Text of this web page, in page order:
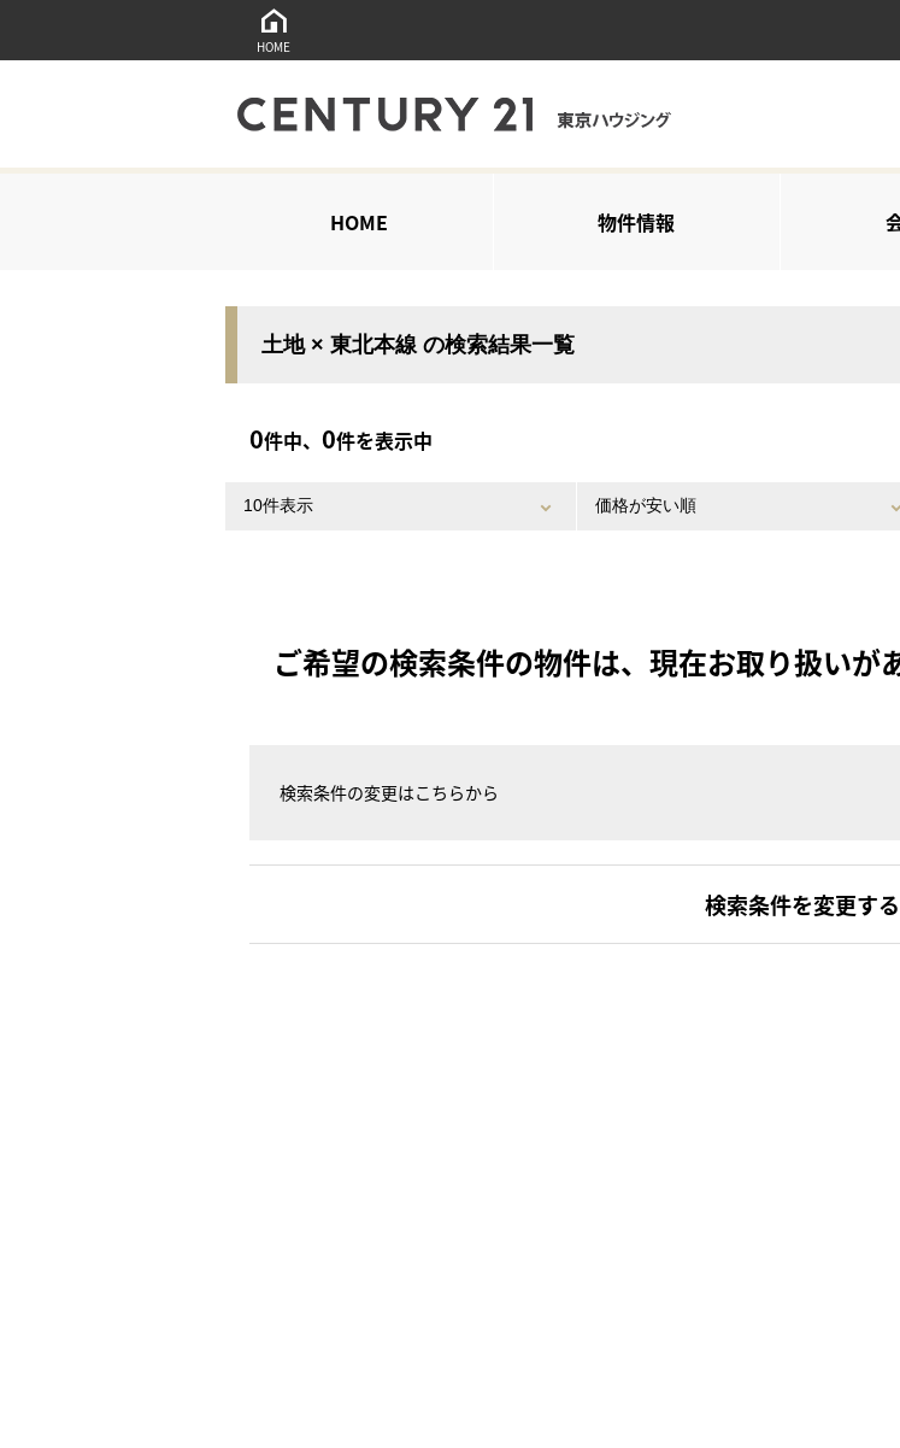
HOME
HOME 物件情報
土地 × 東北本線 の検索結果一覧
0件中、 0件を表示中
ご希望の検索条件の物件は、現在お取り扱いが
検索条件の変更はこちらから
検索条件を変更する